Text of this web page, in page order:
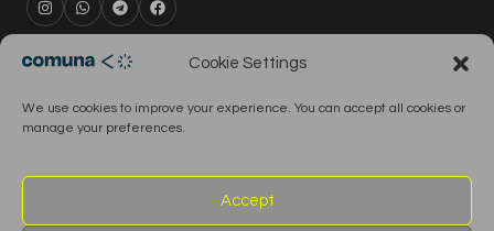
Cookie Settings
We use cookies to improve your experience. You can accept all cookies or
manage your preferences.
Accept
rental@comuna.pt
production@comuna.pt